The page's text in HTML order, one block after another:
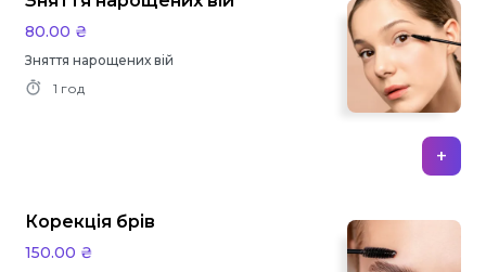
80.00 ₴
Зняття нарощених вій
1 год
+
Корекція брів
150.00 ₴